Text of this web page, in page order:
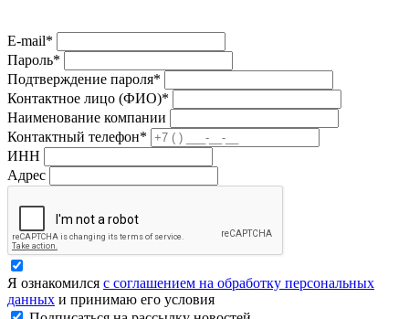
E-mail*
Пароль*
Подтверждение пароля*
Контактное лицо (ФИО)*
Наименование компании
Контактный телефон*
ИНН
Адрес
Я ознакомился с соглашением на обработку персональных
данных и принимаю его условия